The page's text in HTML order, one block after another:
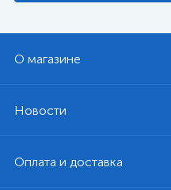
О магазине
Новости
Оплата и доставка